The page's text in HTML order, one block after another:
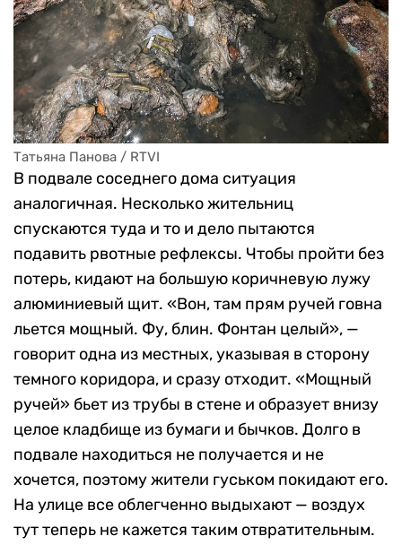
Татьяна Панова / RTVI
В подвале соседнего дома ситуация
аналогичная. Несколько жительниц
спускаются туда и то и дело пытаются
подавить рвотные рефлексы. Чтобы пройти без
потерь, кидают на большую коричневую лужу
алюминиевый щит. «Вон, там прям ручей говна
льется мощный. Фу, блин. Фонтан целый», —
говорит одна из местных, указывая в сторону
темного коридора, и сразу отходит. «Мощный
ручей» бьет из трубы в стене и образует внизу
целое кладбище из бумаги и бычков. Долго в
подвале находиться не получается и не
хочется, поэтому жители гуськом покидают его.
На улице все облегченно выдыхают — воздух
тут теперь не кажется таким отвратительным.